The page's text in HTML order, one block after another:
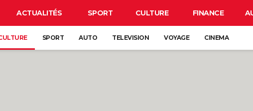
ACTUALITÉS SPORT CULTURE FINANCE
SPORT AUTO TELEVISION VOYAGE CINEMA